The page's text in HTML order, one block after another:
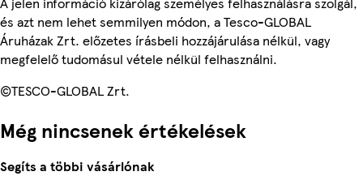
és azt nem lehet semmilyen módon, a Tesco-GLOBAL
Áruházak Zrt. előzetes írásbeli hozzájárulása nélkül, vagy
megfelelő tudomásul vétele nélkül felhasználni.
©TESCO-GLOBAL Zrt.
Még nincsenek értékelések
Segíts a többi vásárlónak